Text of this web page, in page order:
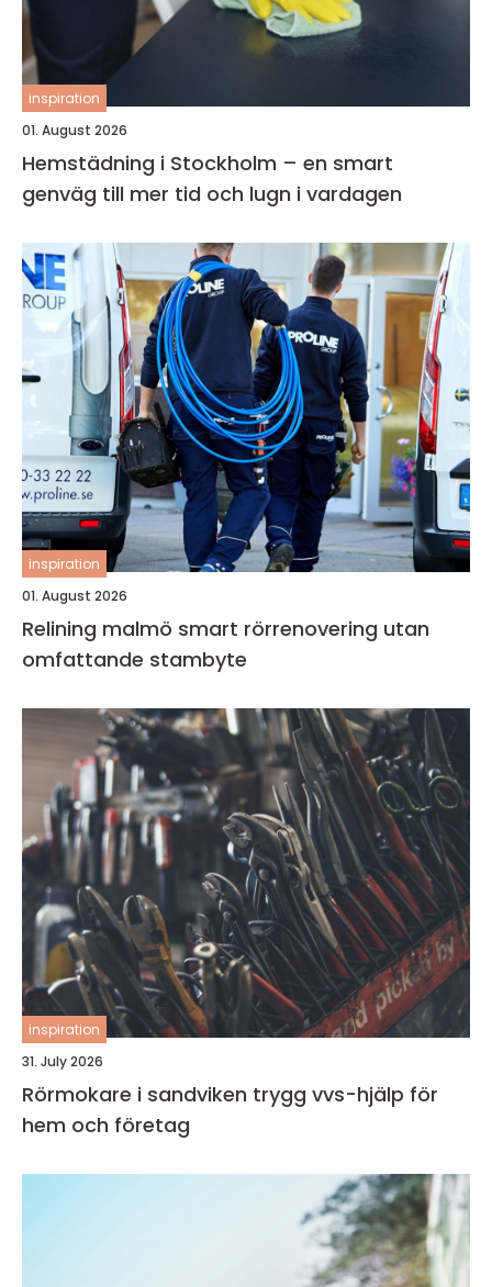
inspiration
01. August 2026
Hemstädning i Stockholm – en smart
genväg till mer tid och lugn i vardagen
inspiration
01. August 2026
Relining malmö smart rörrenovering utan
omfattande stambyte
inspiration
31. July 2026
Rörmokare i sandviken trygg vvs-hjälp för
hem och företag